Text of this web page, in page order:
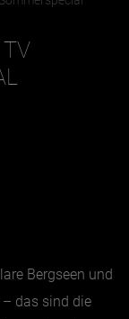
Bergseen und
das sind die